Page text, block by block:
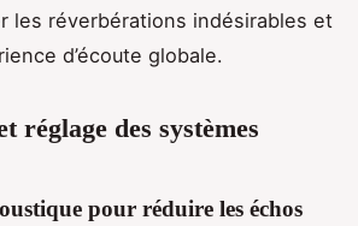
les réverbérations indésirables et
d’écoute globale.
réglage des systèmes
pour réduire les échos